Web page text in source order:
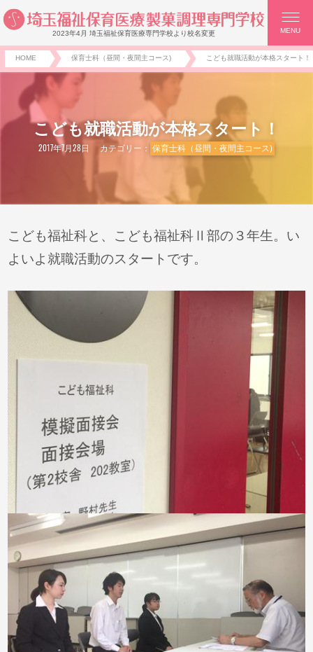
2023年4月 埼玉福祉保育医療専門学校より校名変更 MENU
HOME 保育士科（昼間・夜間主コース) こども就職活動が本格スタート！
こども就職活動が本格スタート！
2017年7月28日 カテゴリー： 保育士科（昼間・夜間主コース)
こども福祉科と、こども福祉科Ⅱ部の３年生。い
よいよ就職活動のスタートです。